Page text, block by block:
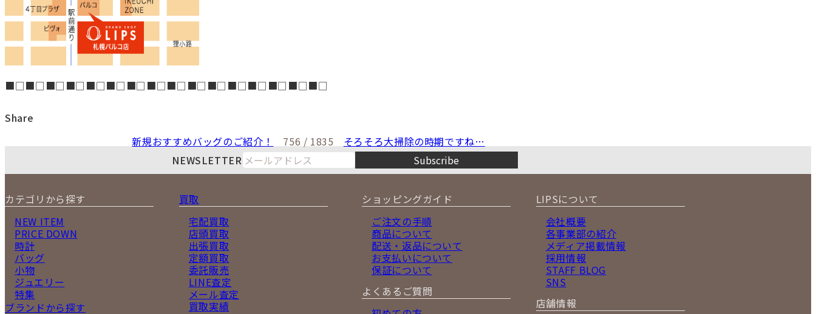
■□■□■□■□■□■□■□■□■□■□■□■□■□■□■□■□
Share
新規おすすめバッグのご紹介！
756 / 1835 そろそろ大掃除の時期ですね…
NEWSLETTER Subscribe
カテゴリから探す
NEW ITEM
PRICE DOWN
時計
バッグ
小物
ジュエリー
特集
ブランドから探す
買取
宅配買取
店頭買取
出張買取
定額買取
委託販売
LINE査定
メール査定
買取実績
ショッピングガイド
ご注文の手順
商品について
配送・返品について
お支払いについて
保証について
よくあるご質問
LIPSについて
会社概要
各事業部の紹介
メディア掲載情報
採用情報
STAFF BLOG
SNS
店舗情報